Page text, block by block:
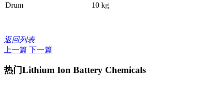
Drum
10 kg
返回列表
上一篇 下一篇
热门Lithium Ion Battery Chemicals